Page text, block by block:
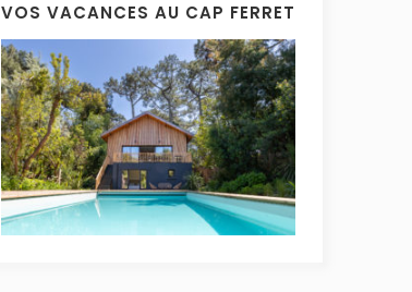
VOS VACANCES AU CAP FERRET